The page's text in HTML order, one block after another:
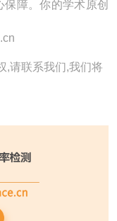
障。你的学术原创
,请联系我们,我们将